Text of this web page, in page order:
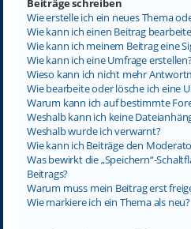
Beiträge schreiben
Wie erstelle ich ein neues Thema
Wie kann ich einen Beitrag
Wie kann ich meinem Beitrag eine
Wie kann ich eine Umfrage
Wieso kann ich nicht mehr
Wie bearbeite oder lösche ich eine
Warum kann ich auf bestimmte
Weshalb kann ich keine
Weshalb wurde ich verwarnt?
Wie kann ich Beiträge den
Was bewirkt die „Speichern“-
Beitrags?
Warum muss mein Beitrag erst
Wie markiere ich ein Thema als neu?